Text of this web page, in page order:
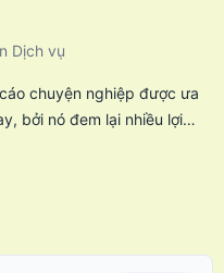
Dịch vụ
chuyện nghiệp được ưa
bởi nó đem lại nhiều lợi…